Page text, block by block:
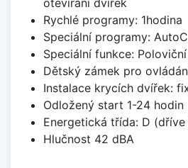
Rychlé programy: 1hodina
Speciální programy:
Speciální funkce:
Dětský zámek pro
Instalace krycích dvířek:
Odložený start 1-24 hodin
Energetická třída: D
Hlučnost 42 dBA